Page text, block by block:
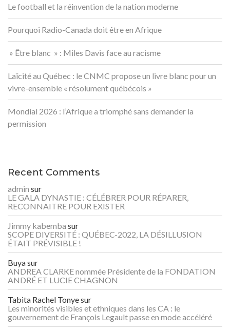
Le football et la réinvention de la nation moderne
Pourquoi Radio-Canada doit être en Afrique
» Être blanc » : Miles Davis face au racisme
Laïcité au Québec : le CNMC propose un livre blanc pour un
vivre-ensemble « résolument québécois »
Mondial 2026 : l’Afrique a triomphé sans demander la
permission
Recent Comments
admin sur
LE GALA DYNASTIE : CÉLÉBRER POUR RÉPARER,
RECONNAITRE POUR EXISTER
Jimmy kabemba sur
SCOPE DIVERSITÉ : QUÉBEC-2022, LA DÉSILLUSION
ÉTAIT PRÉVISIBLE !
Buyasur
ANDREA CLARKE nommée Présidente de la FONDATION
ANDRÉ ET LUCIE CHAGNON
Tabita Rachel Tonyesur
Les minorités visibles et ethniques dans les CA : le
gouvernement de François Legault passe en mode accéléré